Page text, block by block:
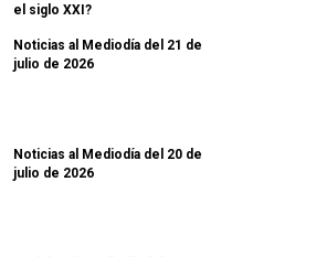
el siglo XXI?
Noticias al Mediodía del 21 de
julio de 2026
Noticias al Mediodía del 20 de
julio de 2026